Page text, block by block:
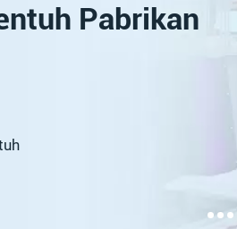
Pabrikan